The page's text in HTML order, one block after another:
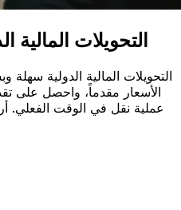
التحويلات
الأسعار مقدماً، واحصل على